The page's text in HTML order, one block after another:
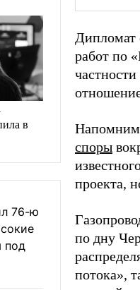
в
76-ю
под
Дипломат
работ по
споры
проекта,
по дну
потока»,